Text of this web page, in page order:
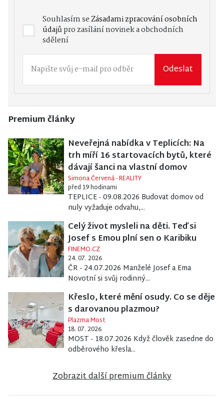
Souhlasím seZásadami zpracování osobních
údajůpro zasílání novinek a obchodních
sdělení
Odeslat
Premium články
Neveřejná nabídka v Teplicích: Na
trh míří 16 startovacích bytů, které
dávají šanci na vlastní domov
Simona Červená - REALITY
před 19 hodinami
TEPLICE - 09.08.2026 Budovat domov od
nuly vyžaduje odvahu,...
Celý život mysleli na děti. Teď si
Josef s Emou plní sen o Karibiku
FINEMO.CZ
24. 07. 2026
ČR - 24.07.2026 Manželé Josef a Ema
Novotní si svůj rodinný...
Křeslo, které mění osudy. Co se děje
s darovanou plazmou?
Plazma Most
18. 07. 2026
MOST - 18.07.2026 Když člověk zasedne do
odběrového křesla...
Zobrazit další premium články